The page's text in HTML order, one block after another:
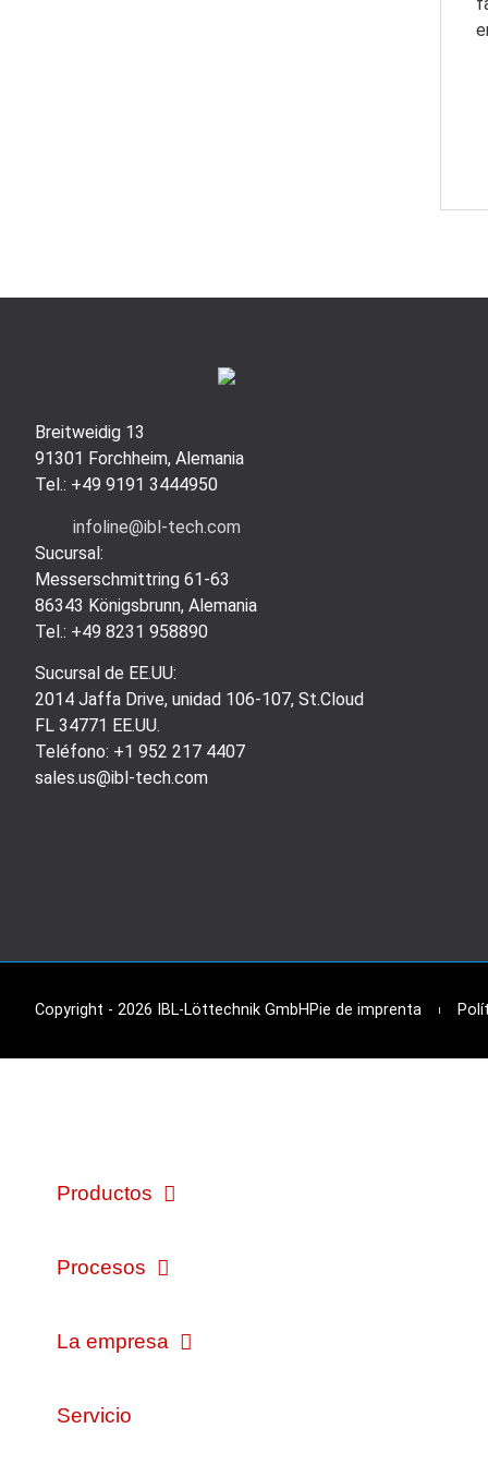
Breitweidig 13
91301 Forchheim, Alemania
Tel.: +49 9191 3444950
infoline@ibl-tech.com
Sucursal:
Messerschmittring 61-63
86343 Königsbrunn, Alemania
Tel.: +49 8231 958890
Sucursal de EE.UU:
2014 Jaffa Drive, unidad 106-107, St.Cloud
FL 34771 EE.UU.
Teléfono: +1 952 217 4407
sales.us@ibl-tech.com
Copyright - 2026 IBL-Löttechnik GmbH Pie de imprenta
Productos
Procesos
La empresa
Servicio